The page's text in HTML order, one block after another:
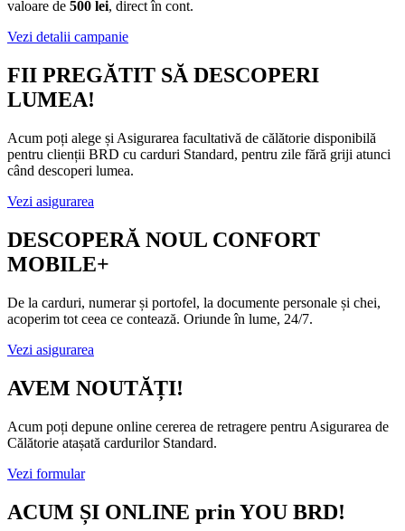
valoare de 500 lei, direct în cont.
Vezi detalii campanie
FII PREGĂTIT SĂ DESCOPERI
LUMEA!
Acum poți alege și Asigurarea facultativă de călătorie disponibilă
pentru clienții BRD cu carduri Standard, pentru zile fără griji atunci
când descoperi lumea.
Vezi asigurarea
DESCOPERĂ NOUL CONFORT
MOBILE+
De la carduri, numerar și portofel, la documente personale și chei,
acoperim tot ceea ce contează. Oriunde în lume, 24/7.
Vezi asigurarea
AVEM NOUTĂȚI!
Acum poți depune online cererea de retragere pentru Asigurarea de
Călătorie atașată cardurilor Standard.
Vezi formular
ACUM ȘI ONLINE prin YOU BRD!